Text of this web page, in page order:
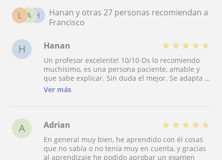
H
A
L
Hanan y otras 27 personas recomiendan a
Francisco
H Hanan ★ ★ ★ ★ ★
Un profesor excelente! 10/10 Os lo recomiendo
muchísimo, es una persona paciente, amable y
que sabe explicar. Sin duda el mejor. Se adapta a
tus horarios y te resuelve tus dudas en cualquier
Ver más
A Adrian ★ ★ ★ ★ ★
En general muy bien, he aprendido con él cosas
que no sabía o no tenía muy en cuenta, y gracias
al aprendizaje he podido aprobar un examen